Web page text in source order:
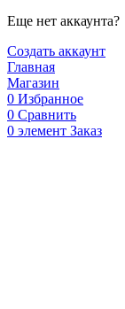
Еще нет аккаунта?
Создать аккаунт
Главная
Магазин
0 Избранное
0 Сравнить
0 элемент Заказ